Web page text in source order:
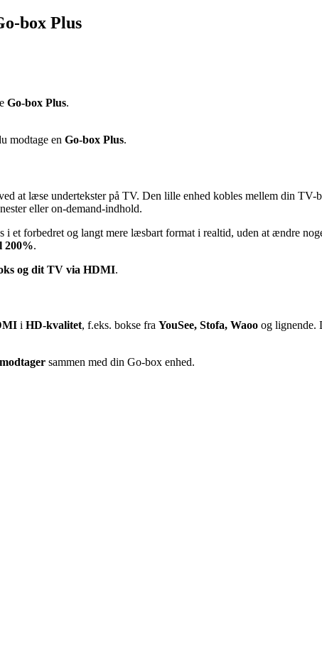
box Plus
Go-box Plus.
modtage en Go-box Plus.
at læse undertekster på TV. Den lille enhed kobles mellem din TV-
eller on-demand-indhold.
i et forbedret og langt mere læsbart format i realtid, uden at ændre
200%.
og dit TV via HDMI.
i HD-kvalitet, f.eks. bokse fra YouSee, Stofa, Waoo og lignende.
sammen med din Go-box enhed.